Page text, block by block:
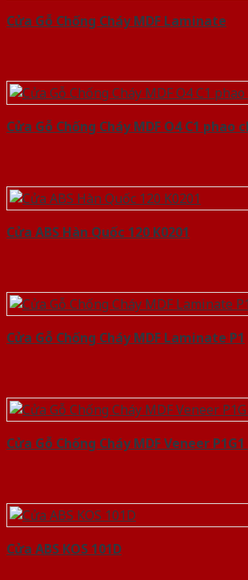
Cửa Gỗ Chống Cháy MDF Laminate
Cửa Gỗ Chống Cháy MDF O4 C1 phao
Cửa ABS Hàn Quốc 120 K0201
Cửa Gỗ Chống Cháy MDF Laminate P1
Cửa Gỗ Chống Cháy MDF Veneer
Cửa ABS KOS 101D